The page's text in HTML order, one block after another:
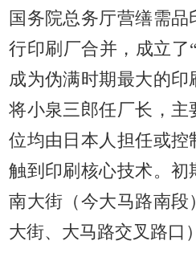
国务院总务厅营缮需
行印刷厂合并，成立了
成为伪满时期最大的印
将小泉三郎任厂长，主
位均由日本人担任或
触到印刷核心技术。初
南大街（今大马路南段
大街、大马路交叉路口